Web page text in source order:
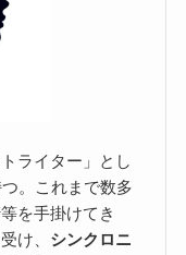
ライター」とし
。これまで数多
を手掛けてき
け、 シンクロニ